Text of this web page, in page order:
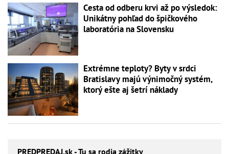
Cesta od odberu krvi až po výsledok:
Unikátny pohľad do špičkového
laboratória na Slovensku
Extrémne teploty? Byty v srdci
Bratislavy majú výnimočný systém,
ktorý ešte aj šetrí náklady
PREDPREDAJ.sk - Tu sa rodia zážitky